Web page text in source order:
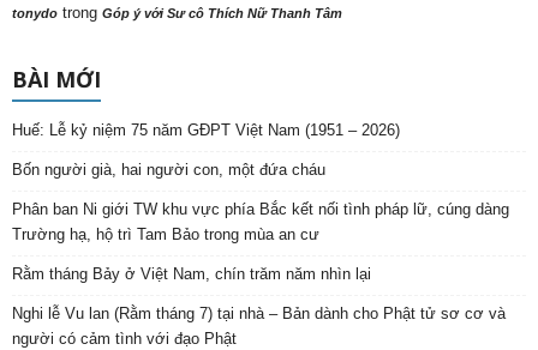
tonydo trong Góp ý với Sư cô Thích Nữ Thanh Tâm
BÀI MỚI
Huế: Lễ kỷ niệm 75 năm GĐPT Việt Nam (1951 – 2026)
Bốn người già, hai người con, một đứa cháu
Phân ban Ni giới TW khu vực phía Bắc kết nối tình pháp lữ, cúng dàng
Trường hạ, hộ trì Tam Bảo trong mùa an cư
Rằm tháng Bảy ở Việt Nam, chín trăm năm nhìn lại
Nghi lễ Vu lan (Rằm tháng 7) tại nhà – Bản dành cho Phật tử sơ cơ và
người có cảm tình với đạo Phật